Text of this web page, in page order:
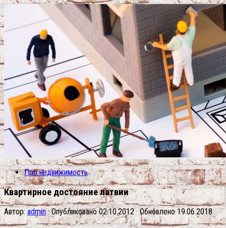
Про недвижимость
Квартирное достояние латвии
Автор:admin · Опубликовано02.10.2012· Обновлено19.06.2018